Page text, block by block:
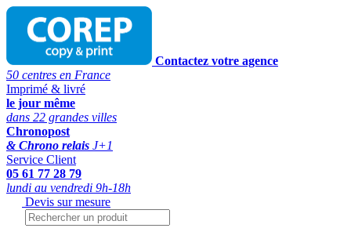
Contactez votre agence
50 centres en France
Imprimé & livré
le jour même
dans 22 grandes villes
Chronopost
& Chrono relais J+1
Service Client
05 61 77 28 79
lundi au vendredi 9h-18h
Devis sur mesure